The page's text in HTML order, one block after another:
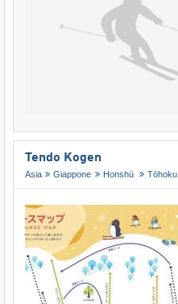
Tendo Kogen
Asia Giappone Honshū Tōhoku